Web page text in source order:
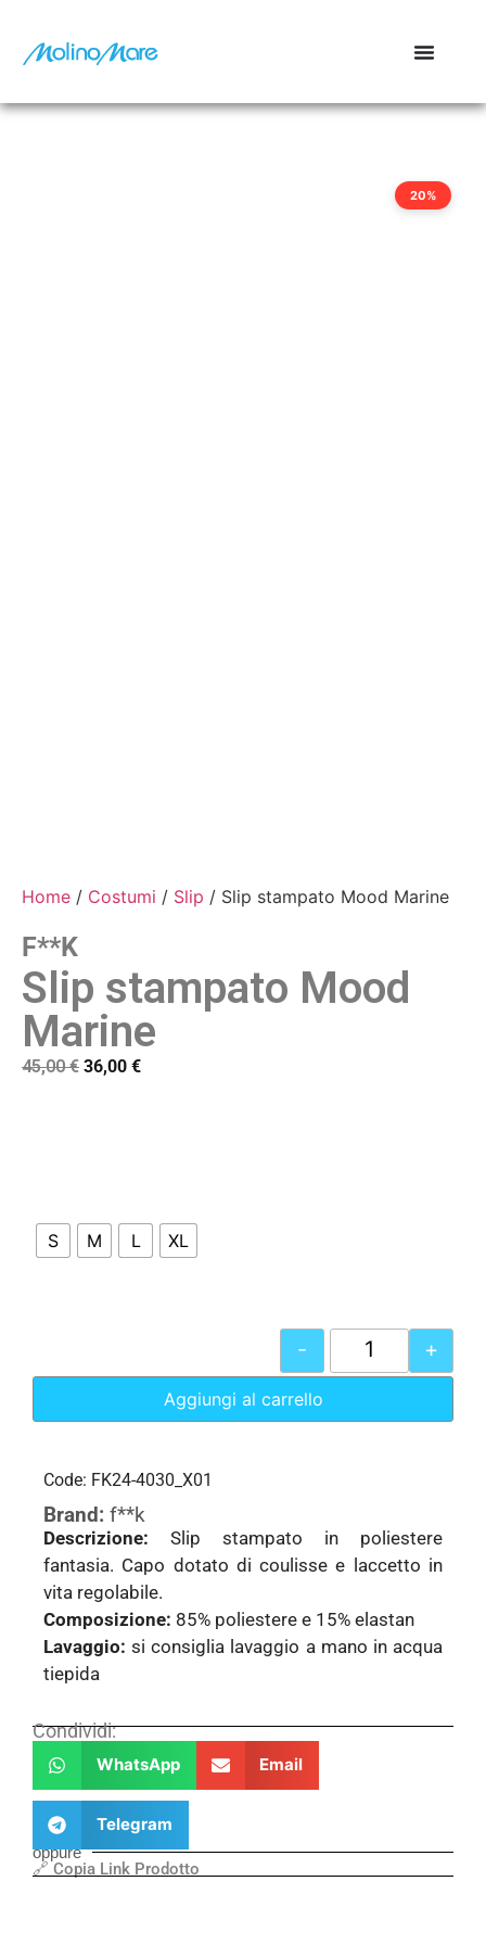
20%
Home / Costumi / Slip / Slip stampato Mood Marine
F**k
Slip stampato Mood
Marine
45,00€ 36,00 €
S M L XL
- +
Aggiungi al carrello
Code: FK24-4030_X01
Brand: f**k
Descrizione: Slip stampato in poliestere
fantasia. Capo dotato di coulisse e laccetto in
vita regolabile.
Composizione: 85% poliestere e 15% elastan
Lavaggio: si consiglia lavaggio a mano in acqua
tiepida
Condividi:
WhatsApp Email
Telegram
oppure
🔗 Copia Link Prodotto